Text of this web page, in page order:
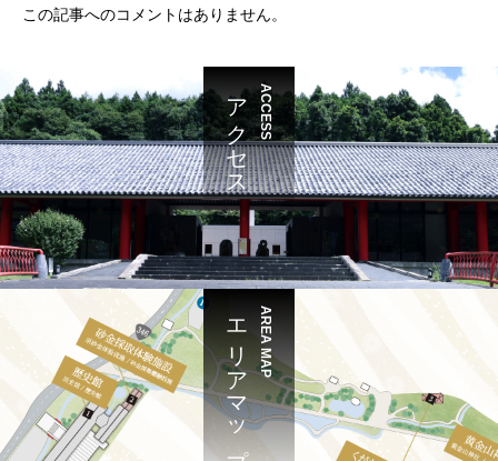
この記事へのコメントはありません。
ACCESS
アクセス
AREA MAP
エリアマップ